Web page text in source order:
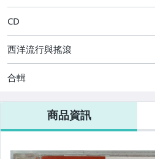
古董、藝術與礦石
居家、家具與園藝
偶像、球員卡與郵幣
電腦、平板與周邊
CD
西洋流行與搖滾
合輯
商品資訊